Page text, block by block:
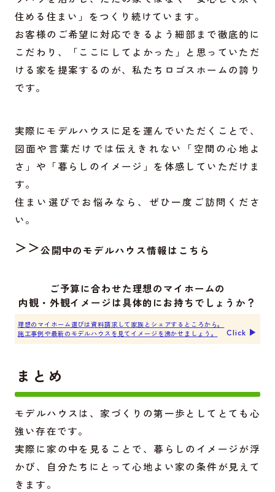
住める住まい」をつくり続けています。
お客様のご希望に対応できるよう細部まで徹底的に
こだわり、「ここにしてよかった」と思っていただ
ける家を提案するのが、私たちロゴスホームの誇り
です。
実際にモデルハウスに足を運んでいただくことで、
図面や言葉だけでは伝えきれない「空間の心地よ
さ」や「暮らしのイメージ」を体感していただけま
す。
住まい選びでお悩みなら、ぜひ一度ご訪問くださ
い。
＞＞公開中のモデルハウス情報はこちら
ご予算に合わせた理想のマイホームの
内観・外観イメージは具体的にお持ちでしょうか？
理想のマイホーム選びは資料請求して家族とシェアするところから。
施工事例や最新のモデルハウスを見てイメージを沸かせましょう。
Click ▶︎
まとめ
モデルハウスは、家づくりの第一歩としてとても心
強い存在です。
実際に家の中を見ることで、暮らしのイメージが浮
かび、自分たちにとって心地よい家の条件が見えて
きます。